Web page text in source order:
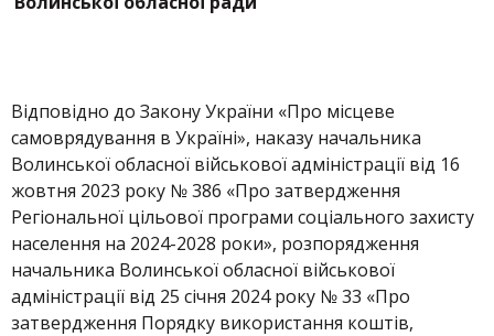
Відповідно до Закону України «Про місцеве
самоврядування в Україні», наказу начальника
Волинської обласної військової адміністрації від 16
жовтня 2023 року № 386 «Про затвердження
Регіональної цільової програми соціального захисту
населення на 2024-2028 роки», розпорядження
начальника Волинської обласної військової
адміністрації від 25 січня 2024 року № 33 «Про
затвердження Порядку використання коштів,